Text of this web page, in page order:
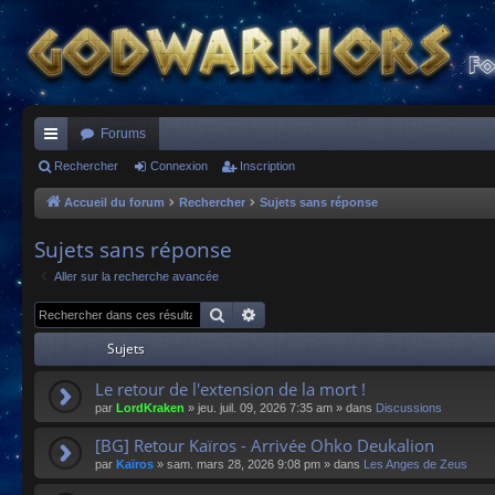
ac
co
s
Forums
Rechercher Connexion Inscription
Accueil du forum Rechercher Sujets sans réponse
Sujets sans réponse
Aller sur la recherche avancée
Rechercher
Sujets
Le retour de l'extension de la mort !
par LordKraken » jeu. juil. 09, 2026 7:35 am » dans Discussions
[BG] Retour Kaïros - Arrivée Ohko Deukalion
par Kaïros » sam. mars 28, 2026 9:08 pm » dans Les Anges de Zeus